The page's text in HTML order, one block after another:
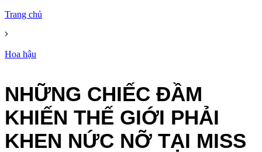
Trang chủ
Hoa hậu
NHỮNG CHIẾC ĐẦM
KHIẾN THẾ GIỚI PHẢI
KHEN NỨC NỠ TẠI MISS